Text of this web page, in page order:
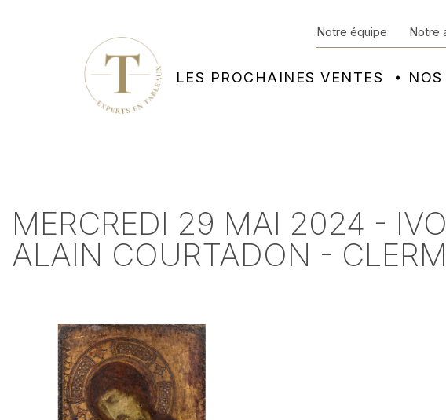
LES PROCHAINES VENTES
Notre équipe Notre
MERCREDI 29 MAI 2024 -
ALAIN COURTADON -